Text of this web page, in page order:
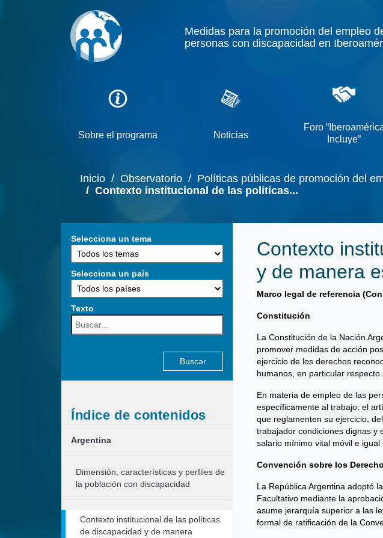
Medidas para la promoción del empleo
personas con discapacidad en
Sobre el programa Noticias
Foro
Incluye”
Inicio / Observatorio / Políticas públicas de promoción del
/ Contexto institucional de las políticas...
Selecciona un tema
Selecciona un país
Texto
Buscar:
Índice de contenidos
Argentina
Dimensión, características y perfiles de
la población con discapacidad
Contexto institucional de las políticas
de discapacidad y de manera
Contexto
y de manera
Marco legal de referencia
Constitución
La Constitución de la Nación
promover medidas de acción
ejercicio de los derechos
humanos, en particular
En materia de empleo de las
específicamente al trabajo: el
que reglamenten su ejercicio,
trabajador condiciones dignas y
salario mínimo vital móvil e igual
Convención sobre los
La República Argentina adoptó
Facultativo mediante la
asume jerarquía superior a las
formal de ratificación de la